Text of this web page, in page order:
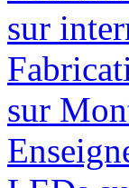
sur
sur